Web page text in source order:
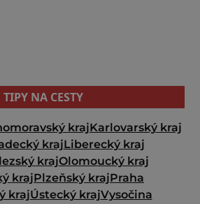
TIPY NA CESTY
krajKarlovarský kraj
krajLiberecký kraj
krajOlomoucký kraj
krajPlzeňský krajPraha
krajÚstecký krajVysočina